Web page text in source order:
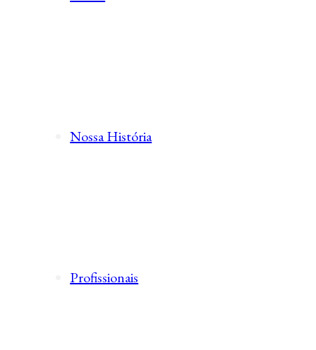
Nossa História
Profissionais